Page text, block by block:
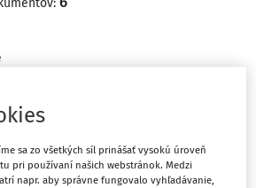
každý zamestnanec o
činnosti
Právo pre ROPO a obce v
sa zo všetkých síl prinášať vysokú úroveň
pri používaní našich webstránok. Medzi
napr. aby správne fungovalo vyhľadávanie,